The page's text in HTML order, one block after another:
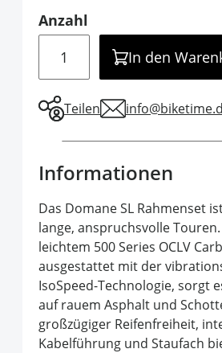
Anzahl
In den
Teilen
Informationen
Das Domane SL Rahmenset
lange, anspruchsvolle
leichtem 500 Series OCLV
ausgestattet mit der
IsoSpeed-Technologie, sorgt
auf rauem Asphalt und
großzügiger Reifenfreiheit,
Kabelführung und Staufach